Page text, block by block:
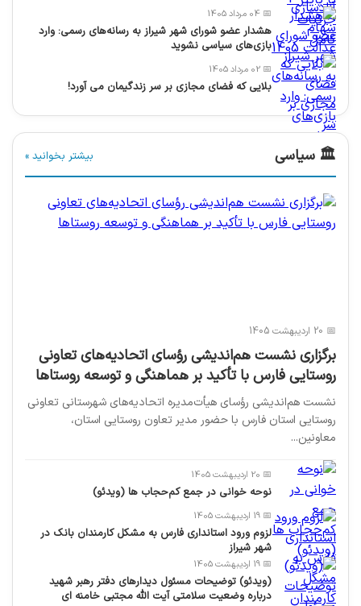
📅 04 مرداد 1405
هشدار عضو شورای شهر شیراز به رسانه‌های رسمی: وارد
بازی‌های سیاسی نشوید
📅 02 مرداد 1405
بلایی که فضای مجازی بر سر زندگیمان می آورد!
🏛️ سیاسی بیشتر بخوانید »
📅 20 اردیبهشت 1405
برگزاری نشست هم‌اندیشی رؤسای اتحادیه‌های تعاونی
روستایی فارس با تأکید بر هماهنگی و توسعه روستاها
نشست هم‌اندیشی رؤسای هیأت‌مدیره اتحادیه‌های شهرستانی تعاونی
روستایی استان فارس با حضور مدیر تعاون روستایی استان،
معاونین...
📅 20 اردیبهشت 1405
نوحه خوانی در جمع کم‌حجاب ها (ویدئو)
📅 19 اردیبهشت 1405
لزوم ورود استانداری فارس به مشکل کارمندان بانک در
شهر شیراز
📅 19 اردیبهشت 1405
(ویدئو) توضیحات مسئول دیدارهای دفتر رهبر شهید
درباره وضعیت سلامتی آیت الله مجتبی خامنه ای